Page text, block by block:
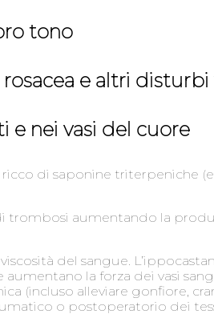
tono
e altri disturbi
e nei vasi del cuore
di saponine triterpeniche
trombosi aumentando la
del sangue.
la forza dei vasi
(incluso alleviare gonfiore,
o postoperatorio dei